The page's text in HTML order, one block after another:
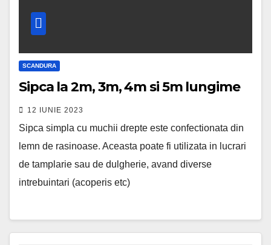
SCANDURA
Sipca la 2m, 3m, 4m si 5m lungime
12 IUNIE 2023
Sipca simpla cu muchii drepte este confectionata din
lemn de rasinoase. Aceasta poate fi utilizata in lucrari
de tamplarie sau de dulgherie, avand diverse
intrebuintari (acoperis etc)